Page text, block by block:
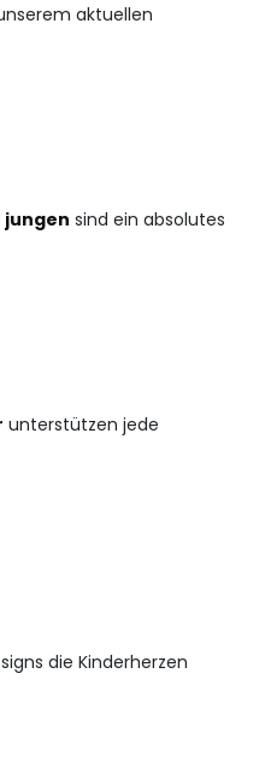
aktuellen
sind ein absolutes
unterstützen jede
die Kinderherzen